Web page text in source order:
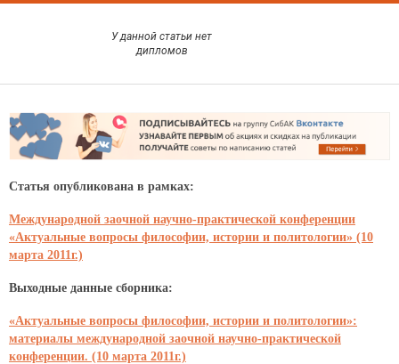
У данной статьи нет
дипломов
Статья опубликована в рамках:
Международной заочной научно-практической конференции
«Актуальные вопросы философии, истории и политологии» (10
марта 2011г.)
Выходные данные сборника:
«Актуальные вопросы философии, истории и политологии»:
материалы международной заочной научно-практической
конференции. (10 марта 2011г.)